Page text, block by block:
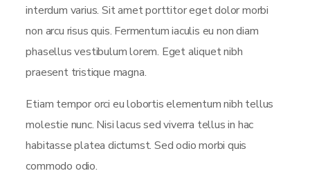
interdum varius. Sit amet porttitor eget dolor morbi
non arcu risus quis. Fermentum iaculis eu non diam
phasellus vestibulum lorem. Eget aliquet nibh
praesent tristique magna.
Etiam tempor orci eu lobortis elementum nibh tellus
molestie nunc. Nisi lacus sed viverra tellus in hac
habitasse platea dictumst. Sed odio morbi quis
commodo odio.